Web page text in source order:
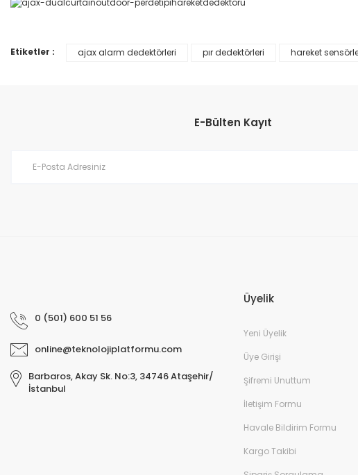
Bu ürünün fiyat bilgisi, resim, ürün açıklamalarında ve diğer konularda
Ürün açıklamasında eksik bilgiler bulunuyor.
Ürün fiyatı diğer sitelerden daha pahalı.
Etiketler : ajax alarm dedektörleri pır dedektörleri hareket
E-Bülten Kayıt
0 (501) 600 51 56
online@teknolojiplatformu.com
Barbaros, Akay Sk. No:3, 34746 Ataşehir/
İstanbul
Üyelik
Yeni Üyelik
Üye Girişi
Şifremi Unuttum
İletişim Formu
Havale Bildirim Formu
Kargo Takibi